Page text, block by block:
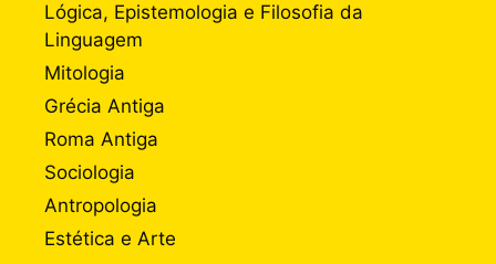
Lógica, Epistemologia e Filosofia da
Linguagem
Mitologia
Grécia Antiga
Roma Antiga
Sociologia
Antropologia
Estética e Arte